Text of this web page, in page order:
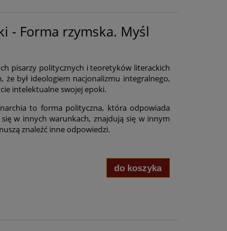
- Forma rzymska. Myśl
pisarzy politycznych i teoretyków literackich
że był ideologiem nacjonalizmu integralnego,
intelektualne swojej epoki.
to forma polityczna, która odpowiada
w innych warunkach, znajdują się w innym
znaleźć inne odpowiedzi.
do koszyka